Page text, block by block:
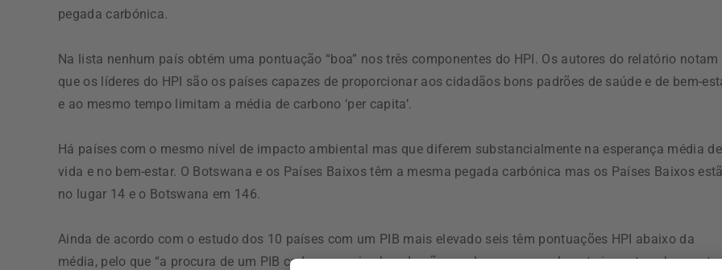
pegada carbónica.
Na lista nenhum país obtém uma pontuação “boa” nos três componentes do HPI. Os autores do relatório notam
que os líderes do HPI são os países capazes de proporcionar aos cidadãos bons padrões de saúde e de bem-
e ao mesmo tempo limitam a média de carbono ‘per capita’.
Há países com o mesmo nível de impacto ambiental mas que diferem substancialmente na esperança média de
vida e no bem-estar. O Botswana e os Países Baixos têm a mesma pegada carbónica mas os Países Baixos
no lugar 14 e o Botswana em 146.
Ainda de acordo com o estudo dos 10 países com um PIB mais elevado seis têm pontuações HPI abaixo da
média, pelo que “a procura de um PIB cada vez mais elevado não conduz ao que realmente importa, o bem-